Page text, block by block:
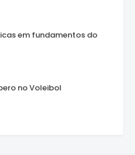
em fundamentos do
no Voleibol